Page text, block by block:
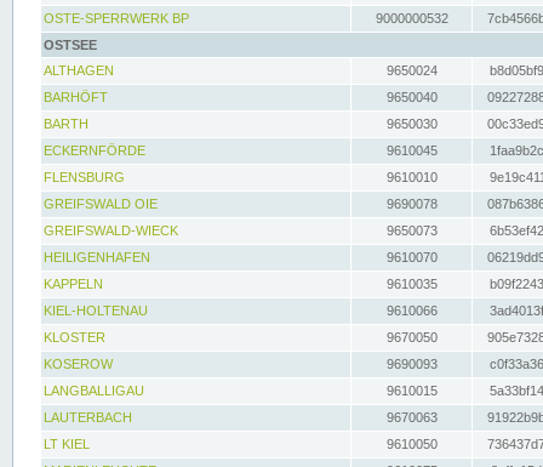
OSTE-SPERRWERK BP
9000000532
OSTSEE
ALTHAGEN
9650024
BARHÖFT
9650040
BARTH
9650030
ECKERNFÖRDE
9610045
FLENSBURG
9610010
GREIFSWALD OIE
9690078
GREIFSWALD-WIECK
9650073
HEILIGENHAFEN
9610070
KAPPELN
9610035
KIEL-HOLTENAU
9610066
KLOSTER
9670050
KOSEROW
9690093
LANGBALLIGAU
9610015
LAUTERBACH
9670063
LT KIEL
9610050